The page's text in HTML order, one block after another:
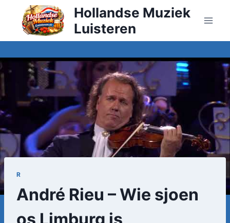
Doorgaan
inhoud
Hollandse Muziek
Luisteren
R
André Rieu – Wie sjoen
os Limburg is